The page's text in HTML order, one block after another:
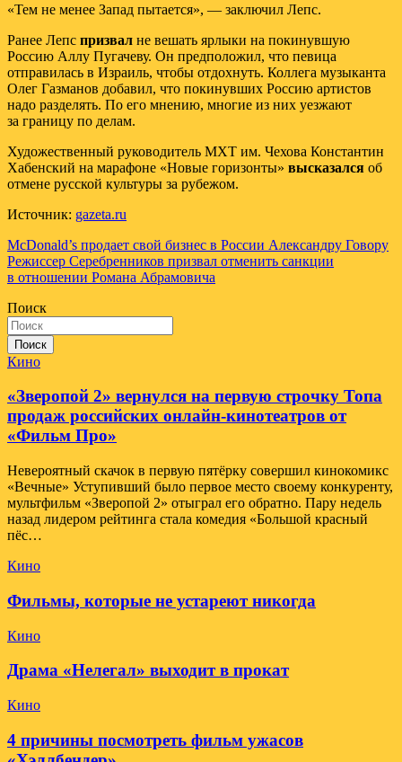
«Тем не менее Запад пытается», — заключил Лепс.
Ранее Лепс призвал не вешать ярлыки на покинувшую
Россию Аллу Пугачеву. Он предположил, что певица
отправилась в Израиль, чтобы отдохнуть. Коллега музыканта
Олег Газманов добавил, что покинувших Россию артистов
надо разделять. По его мнению, многие из них уезжают
за границу по делам.
Художественный руководитель МХТ им. Чехова Константин
Хабенский на марафоне «Новые горизонты» высказался об
отмене русской культуры за рубежом.
Источник: gazeta.ru
Навигация
по
McDonald’s продает свой бизнес в России Александру Говору
Режиссер Серебренников призвал отменить санкции
в отношении Романа Абрамовича
Поиск
Поиск
Кино
«Зверопой 2» вернулся на первую строчку Топа
продаж российских онлайн-кинотеатров от
«Фильм Про»
Невероятный скачок в первую пятёрку совершил кинокомикс
«Вечные» Уступивший было первое место своему конкуренту,
мультфильм «Зверопой 2» отыграл его обратно. Пару недель
назад лидером рейтинга стала комедия «Большой красный
пёс…
Кино
Фильмы, которые не устареют никогда
Кино
Драма «Нелегал» выходит в прокат
Кино
4 причины посмотреть фильм ужасов